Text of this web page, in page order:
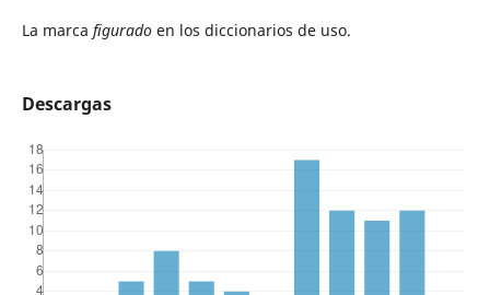
La marca figuradoen los diccionarios de uso.
Descargas